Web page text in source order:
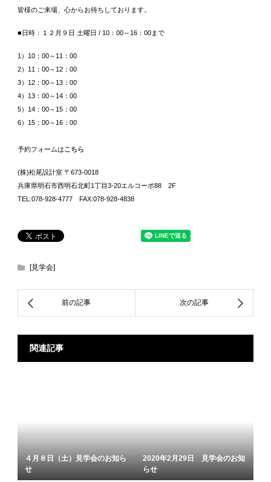
皆様のご来場、心からお待ちしております。
■日時：１２月９日 土曜日 / 10：00～16：00まで
1）10：00～11：00
2）11：00～12：00
3）12：00～13：00
4）13：00～14：00
5）14：00～15：00
6）15：00～16：00
予約フォームはこちら
(株)松尾設計室 〒673-0018
兵庫県明石市西明石北町1丁目3-20エルコーポ88 2F
TEL:078-928-4777 FAX:078-928-4838
[見学会]
関連記事
４月８日（土）見学会のお知ら
せ
2020年2月29日 見学会のお知
らせ